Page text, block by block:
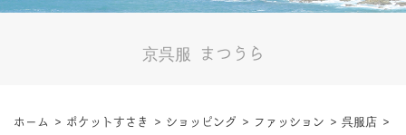
京呉服 まつうら
ホーム > ポケットすさき > ショッピング > ファッション > 呉服店 >